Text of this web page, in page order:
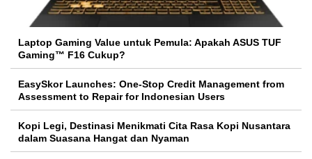
Laptop Gaming Value untuk Pemula: Apakah ASUS TUF
Gaming™ F16 Cukup?
EasySkor Launches: One-Stop Credit Management from
Assessment to Repair for Indonesian Users
Kopi Legi, Destinasi Menikmati Cita Rasa Kopi Nusantara
dalam Suasana Hangat dan Nyaman